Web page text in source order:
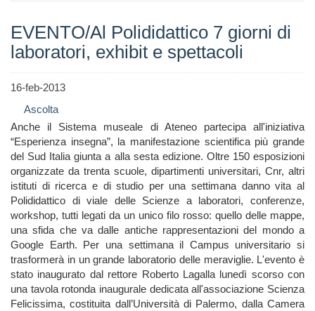
EVENTO/Al Polididattico 7 giorni di
laboratori, exhibit e spettacoli
16-feb-2013
Ascolta
Anche il Sistema museale di Ateneo partecipa all'iniziativa
“Esperienza insegna”, la manifestazione scientifica più grande
del Sud Italia giunta a alla sesta edizione. Oltre 150 esposizioni
organizzate da trenta scuole, dipartimenti universitari, Cnr, altri
istituti di ricerca e di studio per una settimana danno vita al
Polididattico di viale delle Scienze a laboratori, conferenze,
workshop, tutti legati da un unico filo rosso: quello delle mappe,
una sfida che va dalle antiche rappresentazioni del mondo a
Google Earth. Per una settimana il Campus universitario si
trasformerà in un grande laboratorio delle meraviglie. L'evento è
stato inaugurato dal rettore Roberto Lagalla lunedì scorso con
una tavola rotonda inaugurale dedicata all'associazione Scienza
Felicissima, costituita dall’Università di Palermo, dalla Camera